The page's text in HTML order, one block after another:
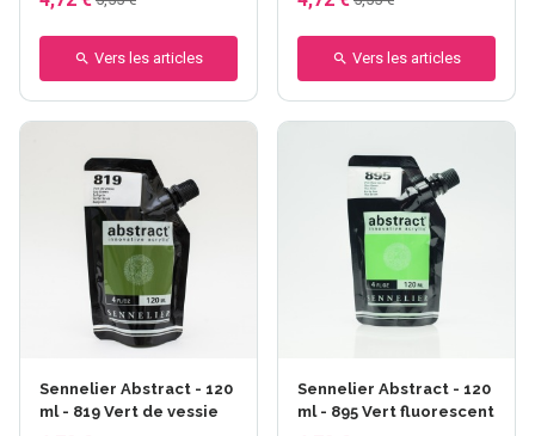
Vers les articles Vers les articles
Sennelier Abstract - 120
ml - 819 Vert de vessie
Sennelier Abstract - 120
ml - 895 Vert fluorescent